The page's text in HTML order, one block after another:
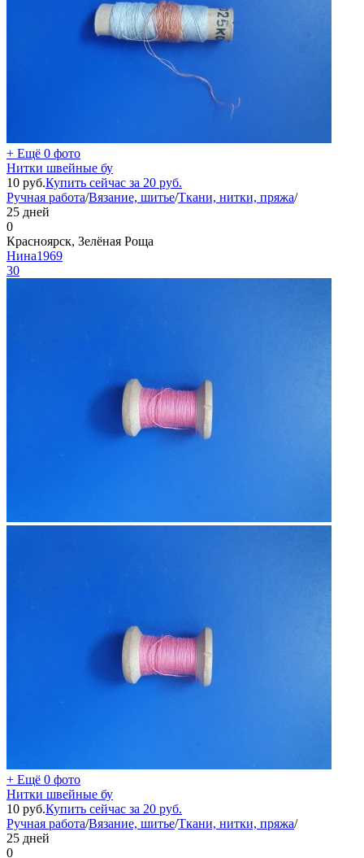
+ Ещё 0 фото
Нитки швейные бу
10 руб.Купить сейчас за 20 руб.
Ручная работа/Вязание, шитье/Ткани, нитки, пряжа/
25 дней
0
Красноярск, Зелёная Роща
Нина1969
30
+ Ещё 0 фото
Нитки швейные бу
10 руб.Купить сейчас за 20 руб.
Ручная работа/Вязание, шитье/Ткани, нитки, пряжа/
25 дней
0